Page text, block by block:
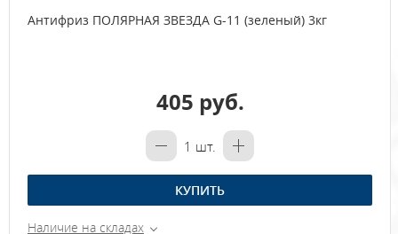
Антифриз ПОЛЯРНАЯ ЗВЕЗДА G-11 (зеленый) 3кг
405 руб.
1 шт.
КУПИТЬ
Наличие на складах